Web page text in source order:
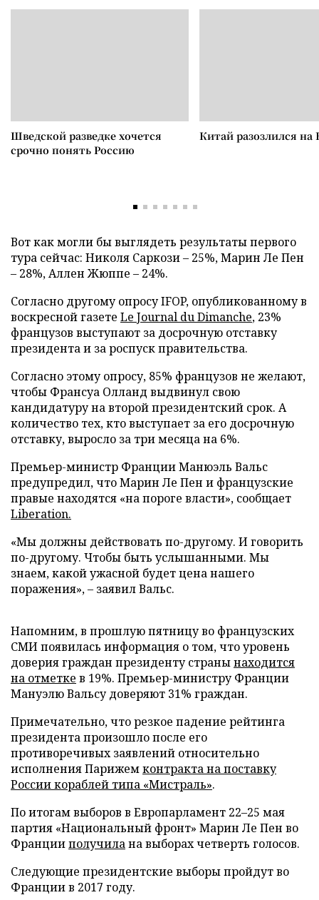
Шведской разведке хочется
срочно понять Россию
Китай разозлился на
Вот как могли бы выглядеть результаты первого
тура сейчас: Николя Саркози – 25%, Марин Ле Пен
– 28%, Аллен Жюппе – 24%.
Согласно другому опросу IFOP, опубликованному в
воскресной газете Le Journal du Dimanche, 23%
французов выступают за досрочную отставку
президента и за роспуск правительства.
Согласно этому опросу, 85% французов не желают,
чтобы Франсуа Олланд выдвинул свою
кандидатуру на второй президентский срок. А
количество тех, кто выступает за его досрочную
отставку, выросло за три месяца на 6%.
Премьер-министр Франции Манюэль Вальс
предупредил, что Марин Ле Пен и французские
правые находятся «на пороге власти», сообщает
Liberation.
«Мы должны действовать по-другому. И говорить
по-другому. Чтобы быть услышанными. Мы
знаем, какой ужасной будет цена нашего
поражения», – заявил Вальс.
Напомним, в прошлую пятницу во французских
СМИ появилась информация о том, что уровень
доверия граждан президенту странынаходится
на отметке в 19%. Премьер-министру Франции
Мануэлю Вальсу доверяют 31% граждан.
Примечательно, что резкое падение рейтинга
президента произошло после его
противоречивых заявлений относительно
исполнения Парижемконтракта на поставку
России кораблей типа «Мистраль».
По итогам выборов в Европарламент 22–25 мая
партия «Национальный фронт» Марин Ле Пен во
Францииполучилана выборах четверть голосов.
Следующие президентские выборы пройдут во
Франции в 2017 году.